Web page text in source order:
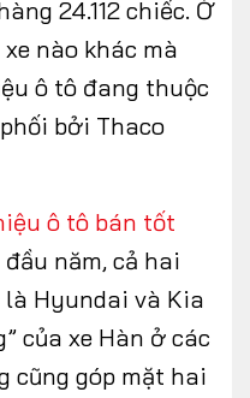
24.112 chiếc. Ở
nào khác mà
ô tô đang thuộc
bởi Thaco
ô tô bán tốt
năm, cả hai
Hyundai và Kia
của xe Hàn ở các
cũng góp mặt hai